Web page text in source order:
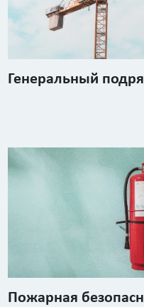
Генеральный
Пожарная